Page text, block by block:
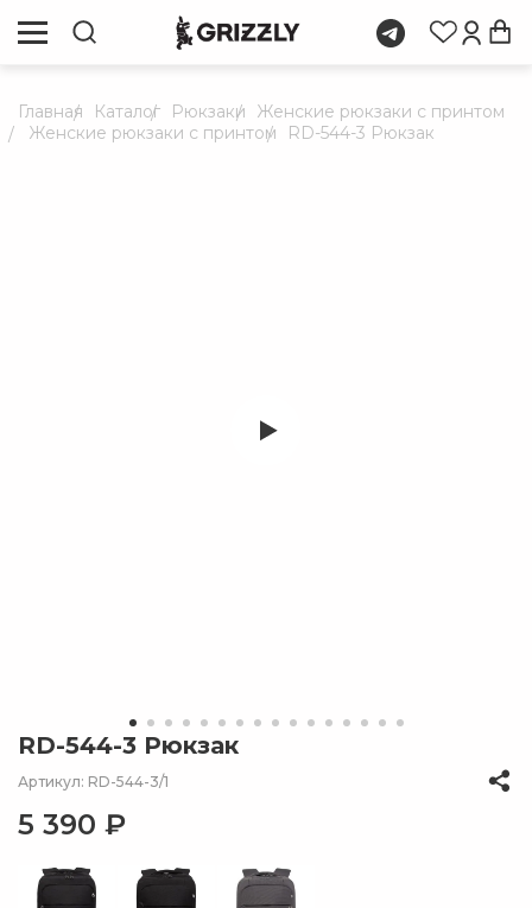
Главная Каталог Рюкзаки
Женские рюкзаки с принтом
Женские рюкзаки с принтом
RD-544-3 Рюкзак
RD-544-3 Рюкзак
Артикул: RD-544-3/1
5 390 ₽